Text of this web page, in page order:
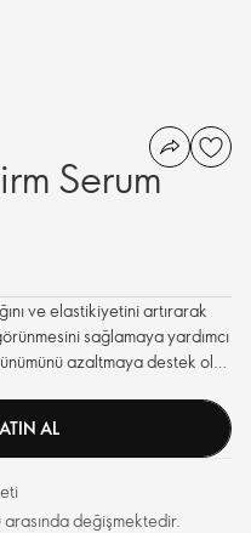
Serum
ve elastikiyetini artırarak
sağlamaya yardımcı
azaltmaya destek olur.
ile kozmetik performans
AL
değişmektedir.